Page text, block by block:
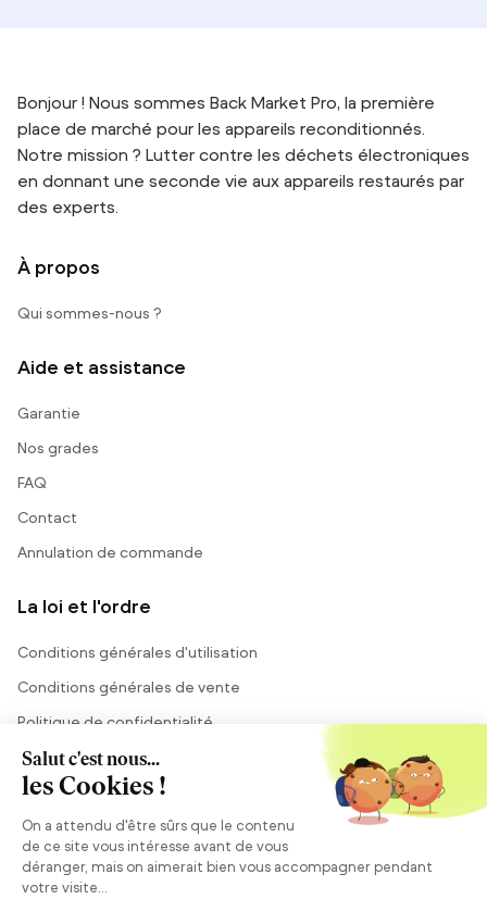
Bonjour ! Nous sommes Back Market Pro, la première
place de marché pour les appareils reconditionnés.
Notre mission ? Lutter contre les déchets électroniques
en donnant une seconde vie aux appareils restaurés par
des experts.
À propos
Qui sommes-nous ?
Aide et assistance
Garantie
Nos grades
FAQ
Contact
Annulation de commande
La loi et l'ordre
Conditions générales d'utilisation
Conditions générales de vente
Politique de confidentialité
Mentions légales
Besoin de conseils ?
Se connecter